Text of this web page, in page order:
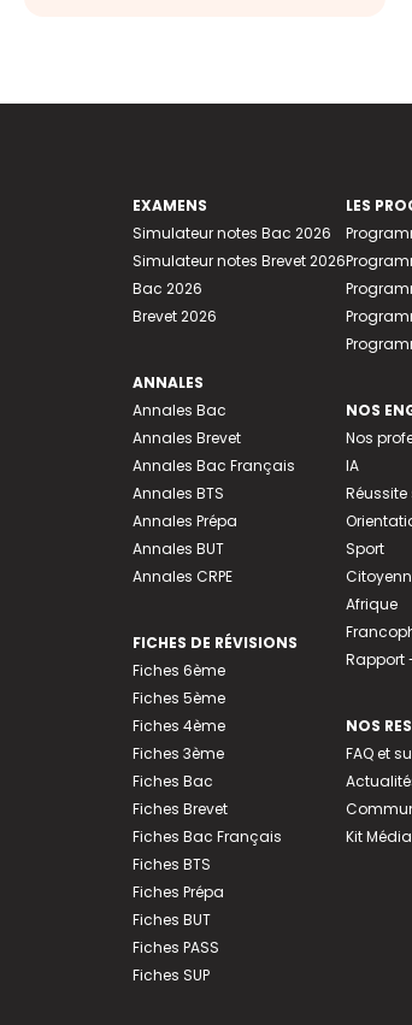
EXAMENS
Simulateur notes Bac 2026
Simulateur notes Brevet 2026
Bac 2026
Brevet 2026
ANNALES
Annales Bac
Annales Brevet
Annales Bac Français
Annales BTS
Annales Prépa
Annales BUT
Annales CRPE
FICHES DE RÉVISIONS
Fiches 6ème
Fiches 5ème
Fiches 4ème
Fiches 3ème
Fiches Bac
Fiches Brevet
Fiches Bac Français
Fiches BTS
Fiches Prépa
Fiches BUT
Fiches PASS
Fiches SUP
LES
NOS
Nos
IA
Sport
Afrique
Rapport
NOS
FAQ et
Kit Média